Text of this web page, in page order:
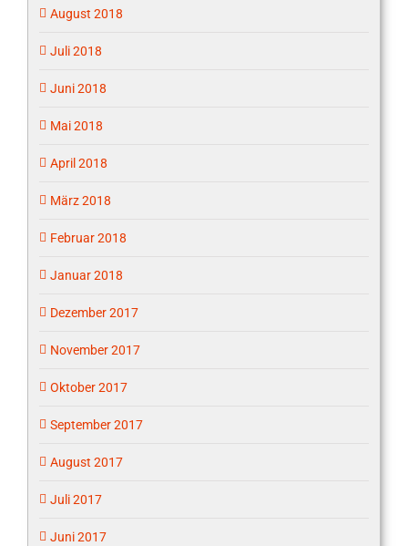
August 2018
Juli 2018
Juni 2018
Mai 2018
April 2018
März 2018
Februar 2018
Januar 2018
Dezember 2017
November 2017
Oktober 2017
September 2017
August 2017
Juli 2017
Juni 2017